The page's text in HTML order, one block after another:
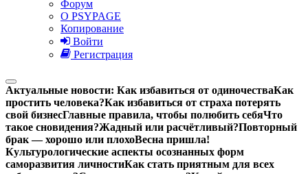
Форум
О PSYPAGE
Копирование
Войти
Регистрация
Актуальные новости: Как избавиться от одиночестваКак
простить человека?Как избавиться от страха потерять
свой бизнесГлавные правила, чтобы полюбить себяЧто
такое сновидения?Жадный или расчётливый?Повторный
брак — хорошо или плохоВесна пришла!
Культурологические аспекты осознанных форм
саморазвития личностиКак стать приятным для всех